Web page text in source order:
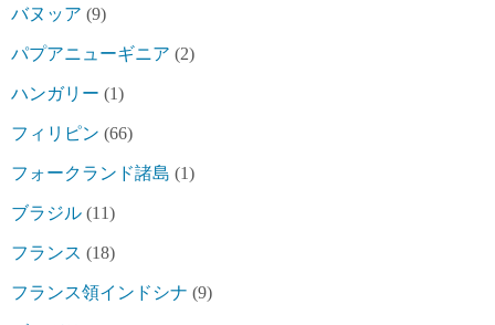
バヌッア (9)
パプアニューギニア (2)
ハンガリー (1)
フィリピン (66)
フォークランド諸島 (1)
ブラジル (11)
フランス (18)
フランス領インドシナ (9)